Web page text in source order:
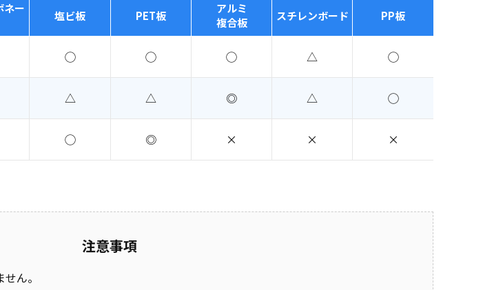
ネー
塩ビ板 PET板
アルミ
複合板
スチレンボード PP板
◯ ◯ ◯ △ ◯
△ △ ◎ △ ◯
◯ ◎ × × ×
注意事項
ん。